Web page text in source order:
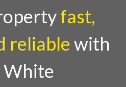
Indon
fast,
reliablewith
White